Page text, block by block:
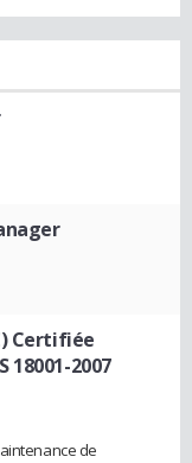
Certifiée
18001-2007
de